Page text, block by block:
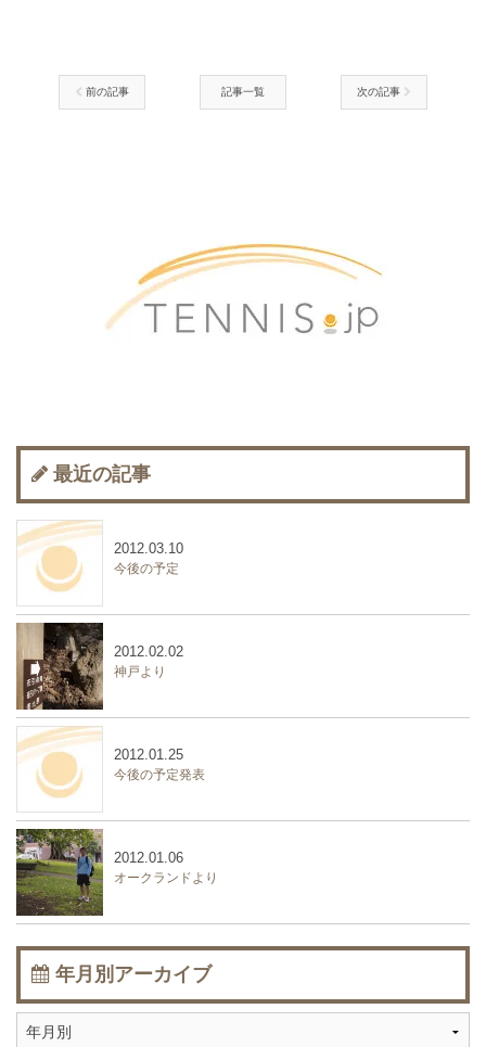
前の記事 記事一覧 次の記事
最近の記事
今後の予定
2012.03.10
神戸より
2012.02.02
今後の予定発表
2012.01.25
オークランドより
2012.01.06
年月別アーカイブ